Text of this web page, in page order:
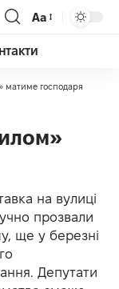
Аа
матиме господаря
на вулиці
прозвали
ще у березні
Депутати